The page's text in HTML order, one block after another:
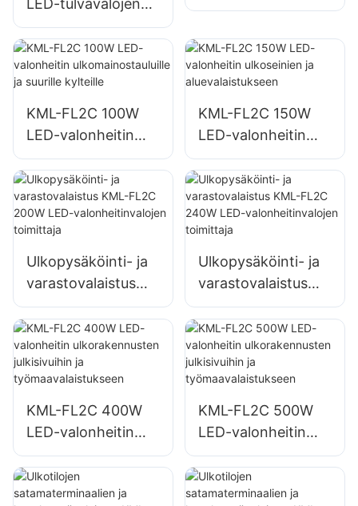
toimittaja, hätä- ja
katastrofiapukohtei
den valaistus
ulkomainostauluille
KML-FL2C 100W
LED-valonheitin
ulkomainostauluille
ja suurille kylteille
KML-FL2C 150W
LED-valonheitin
ulkoseinien ja
aluevalaistukseen
Ulkopysäköinti- ja
varastovalaistus
KML-FL2C 200W
LED-
valonheitinvalojen
toimittaja
Ulkopysäköinti- ja
varastovalaistus
KML-FL2C 240W
LED-
valonheitinvalojen
toimittaja
KML-FL2C 400W
LED-valonheitin
ulkorakennusten
julkisivuihin ja
työmaavalaistuksee
KML-FL2C 500W
LED-valonheitin
ulkorakennusten
julkisivuihin ja
työmaavalaistuksee